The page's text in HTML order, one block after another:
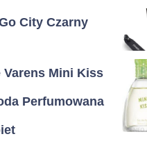
City Czarny
Varens Mini Kiss
Perfumowana